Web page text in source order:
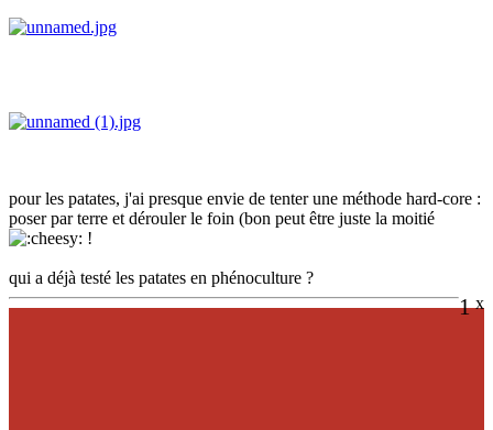
pour les patates, j'ai presque envie de tenter une méthode hard-core :
poser par terre et dérouler le foin (bon peut être juste la moitié
!
qui a déjà testé les patates en phénoculture ?
1 x